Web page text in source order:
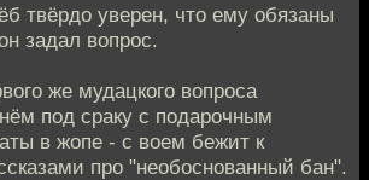
твёрдо уверен, что ему обязаны
задал вопрос.
же мудацкого вопроса
под сраку с подарочным
в жопе - с воем бежит к
про "необоснованный бан".